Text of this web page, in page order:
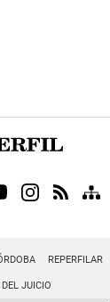
REPERFILAR
JUICIO